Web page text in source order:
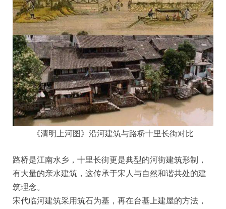
《清明上河图》沿河建筑与路桥十里长街对比
路桥是江南水乡，十里长街更是典型的河街建筑形制，
有大量的亲水建筑，这传承于宋人与自然和谐共处的建
筑理念。
宋代临河建筑采用筑石为基，再在台基上建屋的方法，